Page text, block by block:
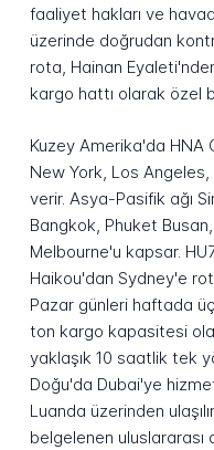
faaliyet hakları ve
üzerinde doğrudan
rota, Hainan
kargo hattı olarak özel
Kuzey Amerika'da
New York, Los
verir. Asya-Pasifik ağı
Bangkok, Phuket
Melbourne'u kapsar.
Haikou'dan Sydney'e
Pazar günleri haftada
ton kargo kapasitesi
yaklaşık 10 saatlik tek
Doğu'da Dubai'ye
Luanda üzerinden
belgelenen uluslararası